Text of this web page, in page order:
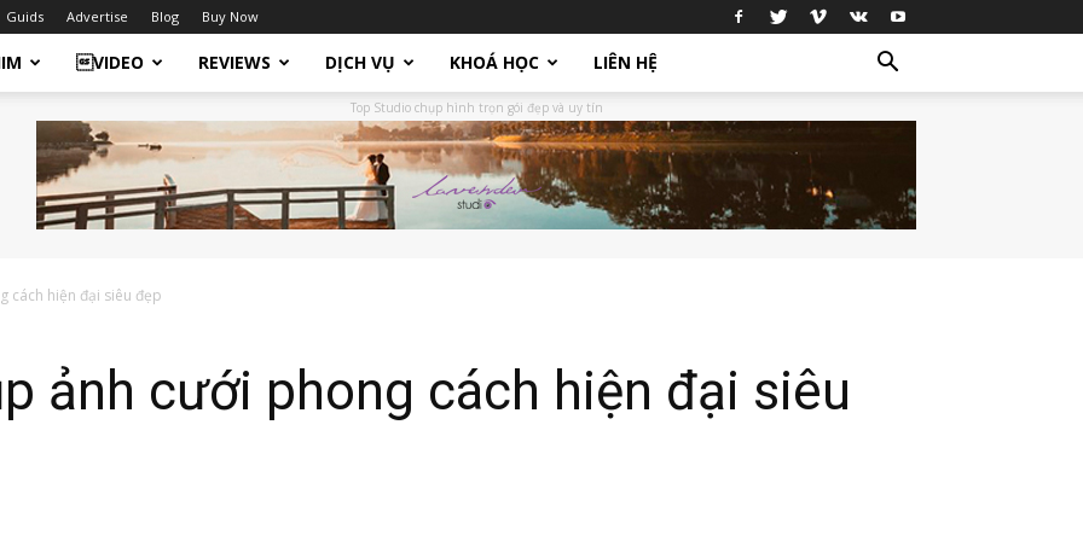
Guids Advertise Blog Buy Now
VIDEO REVIEWS DỊCH VỤ KHOÁ HỌC LIÊN HỆ
Top Studio chụp hình trọn gói đẹp và uy tín
cách hiện đại siêu đẹp
ảnh cưới phong cách hiện đại siêu